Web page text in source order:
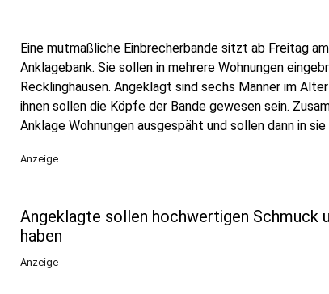
Eine mutmaßliche Einbrecherbande sitzt ab Freitag
Anklagebank. Sie sollen in mehrere Wohnungen
Recklinghausen. Angeklagt sind sechs Männer im
ihnen sollen die Köpfe der Bande gewesen sein.
Anklage Wohnungen ausgespäht und sollen dann in
Anzeige
Angeklagte sollen hochwertigen Schmuck
haben
Anzeige